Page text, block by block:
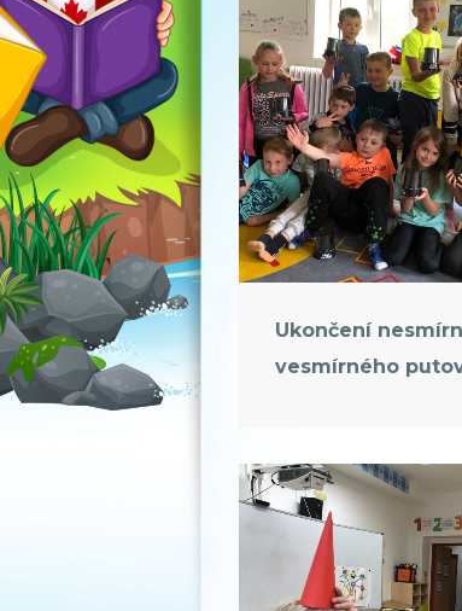
Ukončení
vesmírného